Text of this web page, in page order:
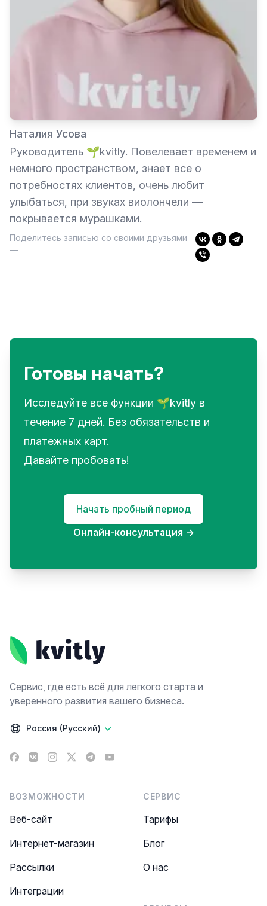
Наталия Усова
Руководитель 🌱kvitly. Повелевает временем и
немного пространством, знает все о
потребностях клиентов, очень любит
улыбаться, при звуках виолончели —
покрывается мурашками.
Поделитесь записью со своими друзьями
—
Готовы начать?
Исследуйте все функции 🌱kvitly в
течение 7 дней. Без обязательств и
платежных карт.
Давайте пробовать!
Начать пробный период
Онлайн-консультация →
Сервис, где есть всё для легкого старта и
уверенного развития вашего бизнеса.
Россия (Русский)
Facebook
VK Instagram
X TelegramYouTube
ВОЗМОЖНОСТИ
Веб-сайт
Интернет-магазин
Рассылки
Интеграции
СЕРВИС
Тарифы
Блог
О нас